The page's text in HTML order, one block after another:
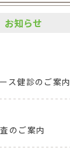
お知らせ
ス健診のご案内
のご案内